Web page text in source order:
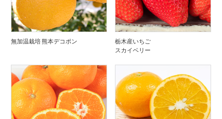
無加温栽培 熊本デコポン
栃木産いちご
スカイベリー